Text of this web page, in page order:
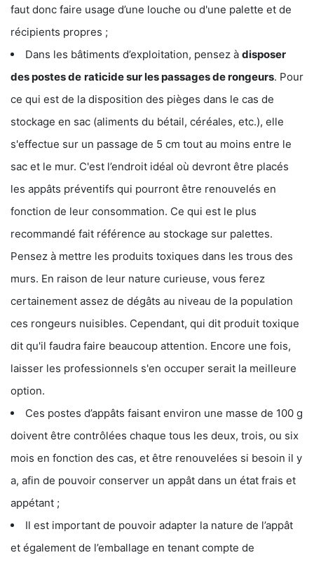
faut donc faire usage d’une louche ou d'une palette et de
récipients propres ;
Dans les bâtiments d’exploitation, pensez à disposer
des postes de raticide sur les passages de rongeurs. Pour
ce qui est de la disposition des pièges dans le cas de
stockage en sac (aliments du bétail, céréales, etc.), elle
s'effectue sur un passage de 5 cm tout au moins entre le
sac et le mur. C'est l’endroit idéal où devront être placés
les appâts préventifs qui pourront être renouvelés en
fonction de leur consommation. Ce qui est le plus
recommandé fait référence au stockage sur palettes.
Pensez à mettre les produits toxiques dans les trous des
murs. En raison de leur nature curieuse, vous ferez
certainement assez de dégâts au niveau de la population
ces rongeurs nuisibles. Cependant, qui dit produit toxique
dit qu'il faudra faire beaucoup attention. Encore une fois,
laisser les professionnels s'en occuper serait la meilleure
option.
Ces postes d’appâts faisant environ une masse de 100 g
doivent être contrôlées chaque tous les deux, trois, ou six
mois en fonction des cas, et être renouvelées si besoin il y
a, afin de pouvoir conserver un appât dans un état frais et
appétant ;
Il est important de pouvoir adapter la nature de l’appât
et également de l’emballage en tenant compte de